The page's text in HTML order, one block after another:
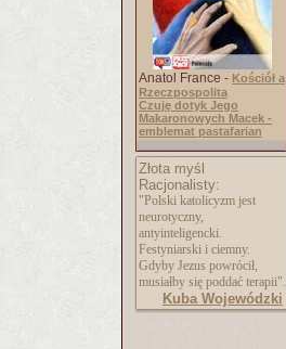
Anatol France - Kościół a
Rzeczpospolita
Czuję dotyk Jego
Makaronowych Macek -
emblemat pastafarian
Złota myśl
Racjonalisty:
"Polski katolicyzm jest
neurotyczny,
antyinteligencki.
Festyniarski i ciemny.
Gdyby Jezus powrócił,
musiałby się poddać terapii".
Kuba Wojewódzki